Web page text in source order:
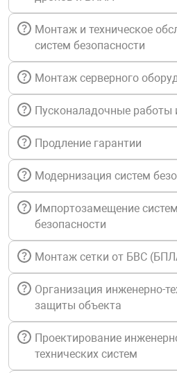
оборудование
управления
и аналитики
объектов
периметра
и экипировка
Монтаж и техническое
систем безопасности
Монтаж серверного
Пусконаладочные работы
Продление гарантии
Модернизация систем
Импортозамещение систем
безопасности
Монтаж сетки от БВС
Организация инженерно-
защиты объекта
Проектирование
технических систем